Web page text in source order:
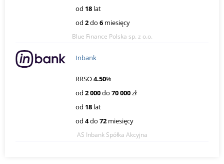
od 18 lat
od 2do 6 miesięcy
Blue Finance Polska sp. z o.o.
Inbank
RRSO4.50%
od 2 000do 70 000zł
od 18 lat
od 4do 72 miesięcy
AS Inbank Spółka Akcyjna